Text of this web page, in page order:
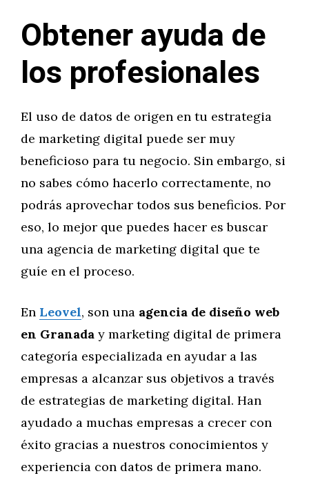
Obtener ayuda de
los profesionales
El uso de datos de origen en tu estrategia
de marketing digital puede ser muy
beneficioso para tu negocio. Sin embargo, si
no sabes cómo hacerlo correctamente, no
podrás aprovechar todos sus beneficios. Por
eso, lo mejor que puedes hacer es buscar
una agencia de marketing digital que te
guíe en el proceso.
En Leovel, son una agencia de diseño web
en Granada y marketing digital de primera
categoría especializada en ayudar a las
empresas a alcanzar sus objetivos a través
de estrategias de marketing digital. Han
ayudado a muchas empresas a crecer con
éxito gracias a nuestros conocimientos y
experiencia con datos de primera mano.